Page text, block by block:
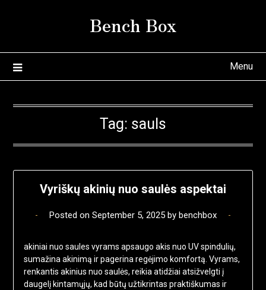
Bench Box
Menu
Tag: sauls
Vyriškų akinių nuo saulės aspektai
Posted on September 5, 2025 by benchbox
akiniai nuo saules vyrams apsaugo akis nuo UV spindulių,
sumažina akinimą ir pagerina regėjimo komfortą. Vyrams,
renkantis akinius nuo saulės, reikia atidžiai atsižvelgti į
daugelį kintamųjų, kad būtų užtikrintas praktiškumas ir